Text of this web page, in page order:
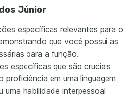
Júnior
específicas relevantes para o
que você possui as
para a função.
específicas que são cruciais
proficiência em uma linguagem
uma habilidade interpessoal